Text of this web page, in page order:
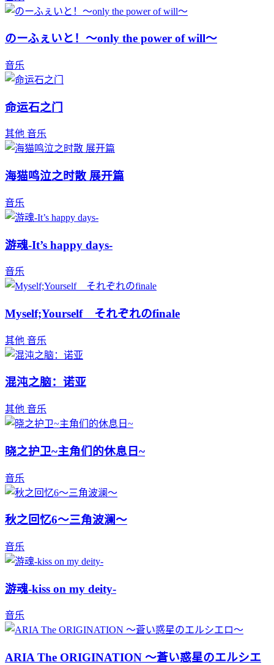
のーふぇいと！～only the power of will～
音乐
命运石之门
其他 音乐
海猫鸣泣之时散 展开篇
音乐
游魂-It’s happy days-
音乐
Myself;Yourself それぞれのfinale
其他 音乐
混沌之脑：诺亚
其他 音乐
晓之护卫~主角们的休息日~
音乐
秋之回忆6～三角波澜～
音乐
游魂-kiss on my deity-
音乐
ARIA The ORIGINATION ～蒼い惑星のエルシエ